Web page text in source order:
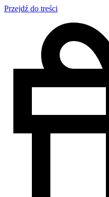
Przejdź do treści